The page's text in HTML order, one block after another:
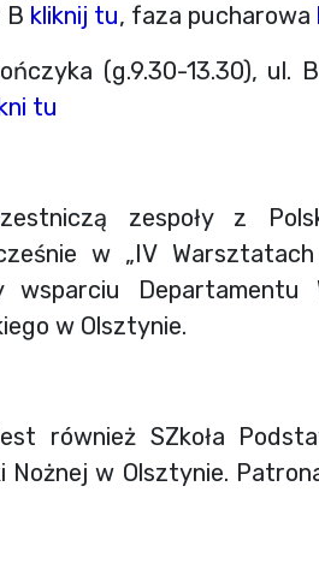
B kliknij tu, faza pucharowa
(g.9.30-13.30), ul.
tu
zespoły z
w „IV
wsparciu Departamentu
w Olsztynie.
również SZkoła
Nożnej w Olsztynie.